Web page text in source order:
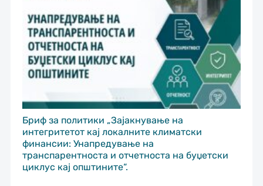
Бриф за политики „Зајакнување на
интегритетот кај локалните климатски
финансии: Унапредување на
транспарентноста и отчетноста на буџетски
циклус кај општините“.